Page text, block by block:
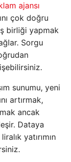
ajansı
çok doğru
birliği yapmak
Sorgu
sunumu, yeni
artırmak,
ancak
Dataya
yatırımın